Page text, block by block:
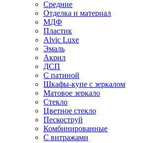
Средние
Отделка и материал
МДФ
Пластик
Alvic Luxe
Эмаль
Акрил
ДСП
С патиной
Шкафы-купе с зеркалом
Матовое зеркало
Стекло
Цветное стекло
Пескоструй
Комбинированные
С витражами